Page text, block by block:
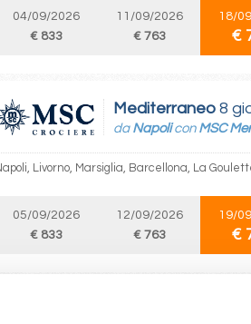
04/09/2026
€ 833
11/09/2026
€ 763
18/
€
Mediterraneo 8
da Napolicon MSC
Livorno, Marsiglia, Barcellona, La
05/09/2026
€ 833
12/09/2026
€ 763
19/
€